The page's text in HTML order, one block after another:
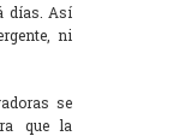
días. Así
ni
se
que la